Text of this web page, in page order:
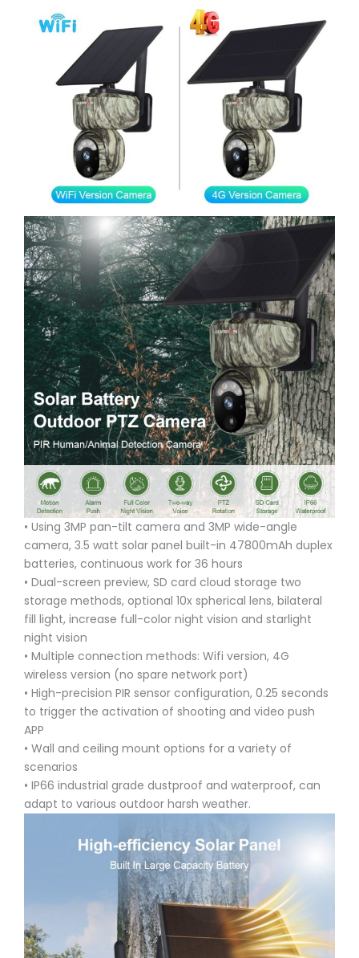
• Using 3MP pan-tilt camera and 3MP wide-angle
camera, 3.5 watt solar panel built-in 47800mAh duplex
batteries, continuous work for 36 hours
• Dual-screen preview, SD card cloud storage two
storage methods, optional 10x spherical lens, bilateral
fill light, increase full-color night vision and starlight
night vision
• Multiple connection methods: Wifi version, 4G
wireless version (no spare network port)
• High-precision PIR sensor configuration, 0.25 seconds
to trigger the activation of shooting and video push
APP
• Wall and ceiling mount options for a variety of
scenarios
• IP66 industrial grade dustproof and waterproof, can
adapt to various outdoor harsh weather.